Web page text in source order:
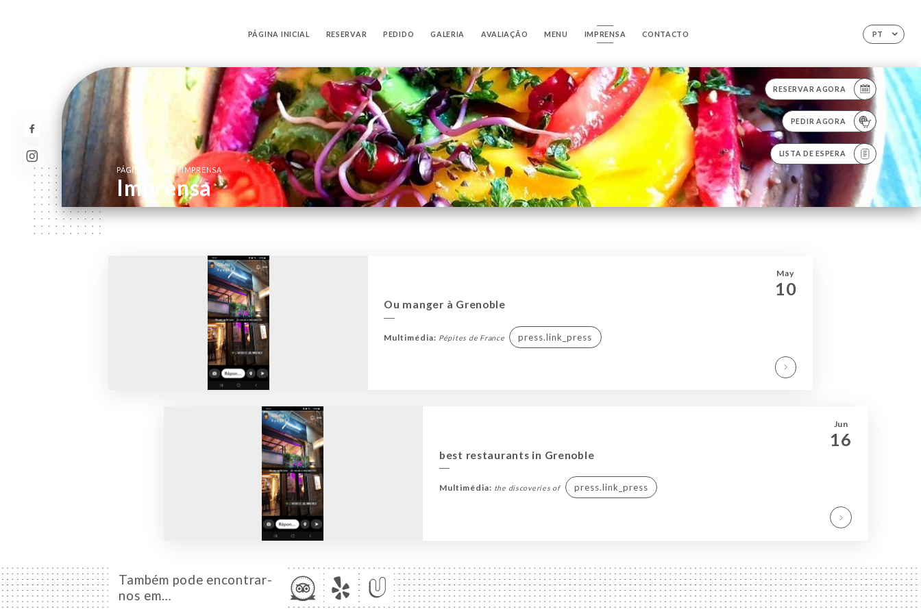
PT
PÁGINA INICIAL RESERVAR PEDIDO GALERIA AVALIAÇÃO MENU IMPRENSA CONTACTO
RESERVAR AGORA
PEDIR AGORA
LISTA DE ESPERA
PÁGINA INICIAL/IMPRENSA
Imprensa
Ou manger à Grenoble
Multimédia: Pépites de France press.link_press
May
10
best restaurants in Grenoble
Multimédia: the discoveries of press.link_press
Jun
16
Também pode encontrar-
nos em…